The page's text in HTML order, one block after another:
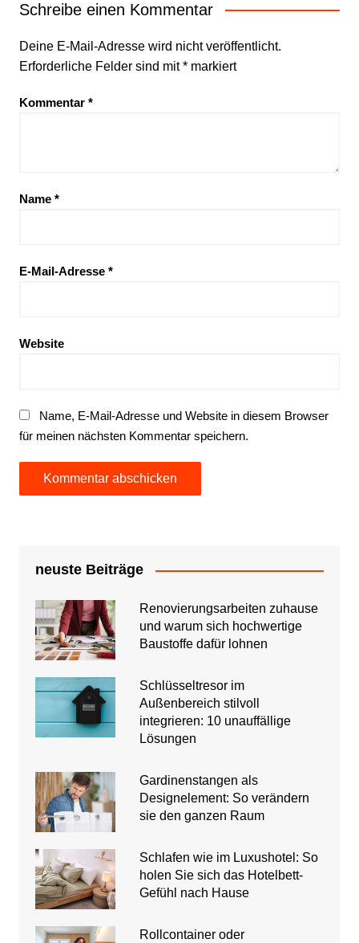
Schreibe einen Kommentar
Deine E-Mail-Adresse wird nicht veröffentlicht.
Erforderliche Felder sind mit*markiert
Kommentar *
Name *
E-Mail-Adresse *
Website
Name, E-Mail-Adresse und Website in diesem Browser
für meinen nächsten Kommentar speichern.
neuste Beiträge
Renovierungsarbeiten zuhause
und warum sich hochwertige
Baustoffe dafür lohnen
Schlüsseltresor im
Außenbereich stilvoll
integrieren: 10 unauffällige
Lösungen
Gardinenstangen als
Designelement: So verändern
sie den ganzen Raum
Schlafen wie im Luxushotel: So
holen Sie sich das Hotelbett-
Gefühl nach Hause
Rollcontainer oder